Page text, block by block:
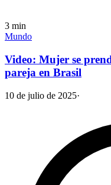
3 min
Mundo
Video: Mujer se
pareja en Brasil
10 de julio de 2025·